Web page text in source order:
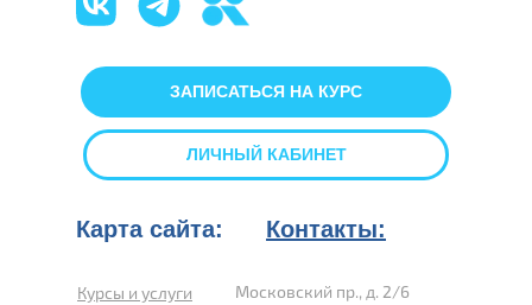
Курсы и услуги
Московский пр., д. 2/6
Карта сайта: Контакты:
ЗАПИСАТЬСЯ НА КУРС
ЛИЧНЫЙ КАБИНЕТ